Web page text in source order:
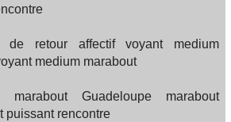
de retour affectif voyant medium
medium marabout
Guadeloupe marabout
puissant rencontre